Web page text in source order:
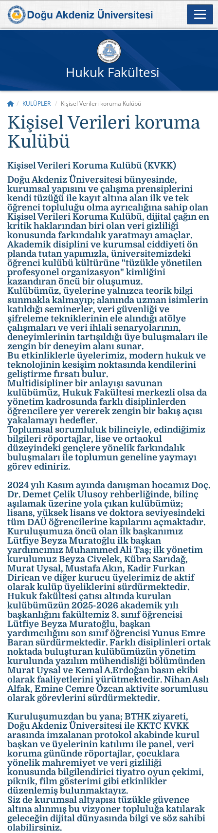
Hukuk Fakültesi
KULÜPLER Kişisel Verileri koruma Kulübü
Kişisel Verileri koruma
Kulübü
Kişisel Verileri Koruma Kulübü (KVKK)
Doğu Akdeniz Üniversitesi bünyesinde,
kurumsal yapısını ve çalışma prensiplerini
kendi tüzüğü ile kayıt altına alan ilk ve tek
öğrenci topluluğu olma ayrıcalığına sahip olan
Kişisel Verileri Koruma Kulübü, dijital çağın en
kritik haklarından biri olan veri gizliliği
konusunda farkındalık yaratmayı amaçlar.
Akademik disiplini ve kurumsal ciddiyeti ön
planda tutan yapımızla, üniversitemizdeki
öğrenci kulübü kültürüne "tüzükle yönetilen
profesyonel organizasyon" kimliğini
kazandıran öncü bir oluşumuz.
Kulübümüz, üyelerine yalnızca teorik bilgi
sunmakla kalmayıp; alanında uzman isimlerin
katıldığı seminerler, veri güvenliği ve
şifreleme tekniklerinin ele alındığı atölye
çalışmaları ve veri ihlali senaryolarının,
deneyimlerinin tartışıldığı üye buluşmaları ile
zengin bir deneyim alanı sunar.
Bu etkinliklerle üyelerimiz, modern hukuk ve
teknolojinin kesişim noktasında kendilerini
geliştirme fırsatı bulur.
Multidisipliner bir anlayışı savunan
kulübümüz, Hukuk Fakültesi merkezli olsa da
yönetim kadrosunda farklı disiplinlerden
öğrencilere yer vererek zengin bir bakış açısı
yakalamayı hedefler.
Toplumsal sorumluluk bilinciyle, edindiğimiz
bilgileri röportajlar, lise ve ortaokul
düzeyindeki gençlere yönelik farkındalık
buluşmaları ile toplumun geneline yaymayı
görev ediniriz.
2024 yılı Kasım ayında danışman hocamız Doç.
Dr. Demet Çelik Ulusoy rehberliğinde, bilinç
aşılamak üzerine yola çıkan kulübümüz;
lisans, yüksek lisans ve doktora seviyesindeki
tüm DAÜ öğrencilerine kapılarını açmaktadır.
Kuruluşumuza öncü olan ilk başkanımız
Lütfiye Beyza Muratoğlu ilk başkan
yardımcımız Muhammed Ali Taş; ilk yönetim
kurulumuz Beyza Civelek, Kübra Sarıdağ,
Murat Uysal, Mustafa Akın, Kadir Furkan
Dirican ve diğer kurucu üyelerimiz de aktif
olarak kulüp üyeliklerini sürdürmektedir.
Hukuk fakültesi çatısı altında kurulan
kulübümüzün 2025-2026 akademik yılı
başkanlığını fakültemiz 3. sınıf öğrencisi
Lütfiye Beyza Muratoğlu, başkan
yardımcılığını son sınıf öğrencisi Yunus Emre
Baran sürdürmektedir. Farklı disiplinleri ortak
noktada buluşturan kulübümüzün yönetim
kurulunda yazılım mühendisliği bölümünden
Murat Uysal ve Kemal A.Erdoğan basın ekibi
olarak faaliyetlerini yürütmektedir. Nihan Aslı
Alfak, Emine Cemre Özcan aktivite sorumlusu
olarak görevlerini sürdürmektedir.
Kuruluşumuzdan bu yana; BTHK ziyareti,
Doğu Akdeniz Üniversitesi ile KKTC KVKK
arasında imzalanan protokol akabinde kurul
başkan ve üyelerinin katılımı ile panel, veri
koruma gününde röportajlar, çocuklara
yönelik mahremiyet ve veri gizliliği
konusunda bilgilendirici tiyatro oyun çekimi,
piknik, film gösterimi gibi etkinlikler
düzenlemiş bulunmaktayız.
Siz de kurumsal altyapısı tüzükle güvence
altına alınmış bu vizyoner topluluğa katılarak
geleceğin dijital dünyasında bilgi ve söz sahibi
olabilirsiniz.